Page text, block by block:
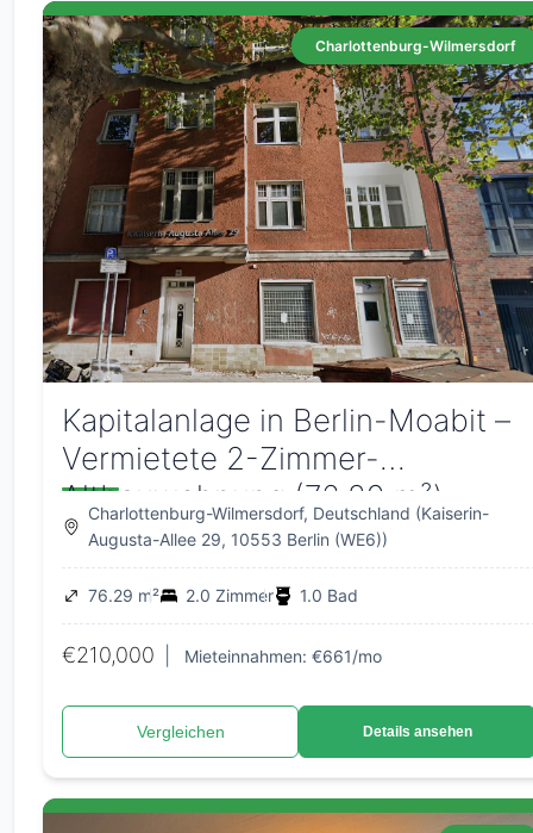
Charlottenburg-Wilmersdorf
Kapitalanlage in Berlin-Moabit –
Vermietete 2-Zimmer-
Altbauwohnung (76,29 m²)
Charlottenburg-Wilmersdorf, Deutschland (Kaiserin-
Augusta-Allee 29, 10553 Berlin (WE6))
76.29 m² 2.0 Zimmer 1.0 Bad
€210,000 Mieteinnahmen: €661/mo
Vergleichen Details ansehen